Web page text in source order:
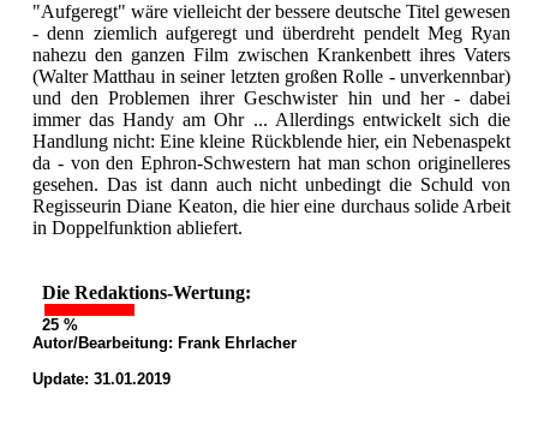
"Aufgeregt" wäre vielleicht der bessere deutsche Titel gewesen
- denn ziemlich aufgeregt und überdreht pendelt Meg Ryan
nahezu den ganzen Film zwischen Krankenbett ihres Vaters
(Walter Matthau in seiner letzten großen Rolle - unverkennbar)
und den Problemen ihrer Geschwister hin und her - dabei
immer das Handy am Ohr ... Allerdings entwickelt sich die
Handlung nicht: Eine kleine Rückblende hier, ein Nebenaspekt
da - von den Ephron-Schwestern hat man schon originelleres
gesehen. Das ist dann auch nicht unbedingt die Schuld von
Regisseurin Diane Keaton, die hier eine durchaus solide Arbeit
in Doppelfunktion abliefert.
Die Redaktions-Wertung:
25 %
Autor/Bearbeitung: Frank Ehrlacher
Update: 31.01.2019